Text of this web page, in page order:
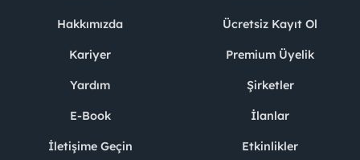
Hakkımızda
Kariyer
Yardım
E-Book
İletişime Geçin
Ücretsiz Kayıt Ol
Premium Üyelik
Şirketler
İlanlar
Etkinlikler